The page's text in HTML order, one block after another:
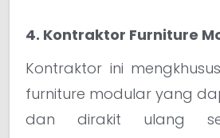
4. Kontraktor Furniture
Kontraktor ini
furniture modular yang
dan dirakit ulang